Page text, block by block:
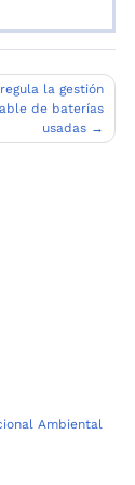
la gestión
de baterías
usadas
Ambiental